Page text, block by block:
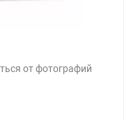
от фотографий